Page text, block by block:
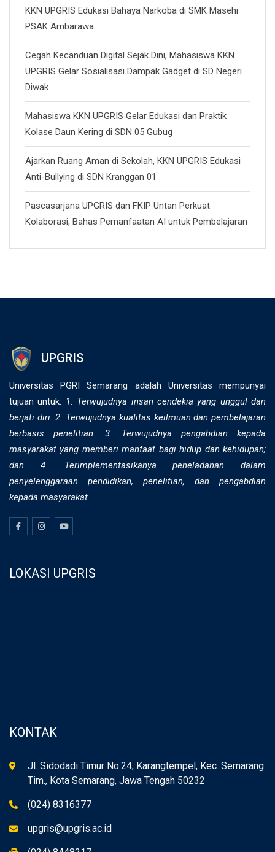
KKN UPGRIS Edukasi Bahaya Narkoba di SMK Masehi
PSAK Ambarawa
Cegah Kecanduan Digital Sejak Dini, Mahasiswa KKN
UPGRIS Gelar Sosialisasi Dampak Gadget di SD Negeri
Diwak
Mahasiswa KKN UPGRIS Gelar Edukasi dan Praktik
Kolase Daun Kering di SDN 05 Gubug
Ajarkan Ruang Aman di Sekolah, KKN UPGRIS Edukasi
Anti-Bullying di SDN Kranggan 01
Pascasarjana UPGRIS dan FKIP Untan Perkuat
Kolaborasi, Bahas Pemanfaatan AI untuk Pembelajaran
UPGRIS
Universitas PGRI Semarang adalah Universitas mempunyai
tujuan untuk: 1. Terwujudnya insan cendekia yang unggul dan
berjati diri. 2. ⁠Terwujudnya kualitas keilmuan dan pembelajaran
berbasis penelitian. 3. Terwujudnya pengabdian kepada
masyarakat yang memberi manfaat bagi hidup dan kehidupan;
dan 4. Terimplementasikanya peneladanan dalam
penyelenggaraan pendidikan, penelitian, dan pengabdian
kepada masyarakat.
LOKASI UPGRIS
KONTAK
Jl. Sidodadi Timur No.24, Karangtempel, Kec. Semarang
Tim., Kota Semarang, Jawa Tengah 50232
(024) 8316377
upgris@upgris.ac.id